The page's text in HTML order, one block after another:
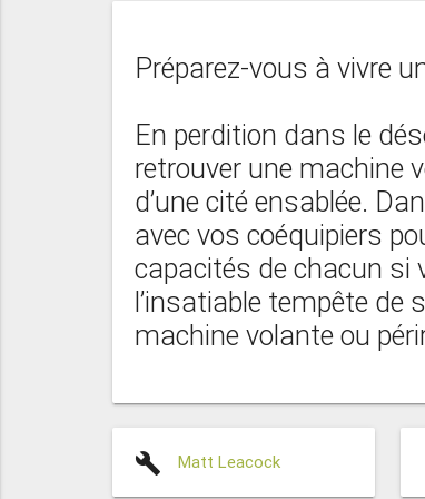
Préparez-vous à vivre
En perdition dans le
retrouver une machine
d’une cité ensablée.
avec vos coéquipiers
capacités de chacun si
l’insatiable tempête de
machine volante ou
build Matt Leacock